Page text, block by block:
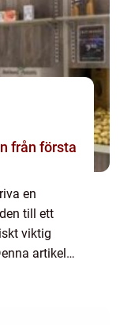
en
till ett
viktig
artikel